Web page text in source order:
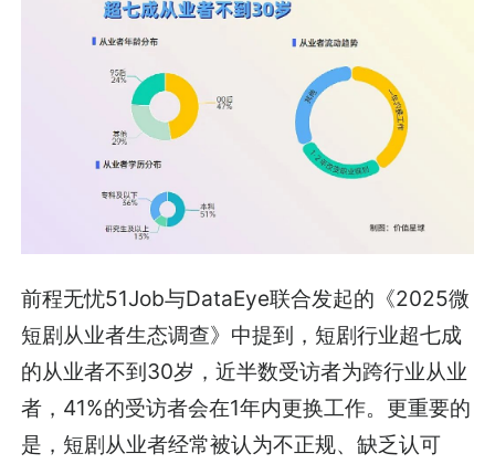
前程无忧51Job与DataEye联合发起的《2025微
短剧从业者生态调查》中提到，短剧行业超七成
的从业者不到30岁，近半数受访者为跨行业从业
者，41%的受访者会在1年内更换工作。更重要的
是，短剧从业者经常被认为不正规、缺乏认可